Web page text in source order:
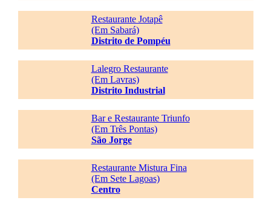
Restaurante Jotapê
(Em Sabará)
Distrito de Pompéu
Lalegro Restaurante
(Em Lavras)
Distrito Industrial
Bar e Restaurante Triunfo
(Em Três Pontas)
São Jorge
Restaurante Mistura Fina
(Em Sete Lagoas)
Centro